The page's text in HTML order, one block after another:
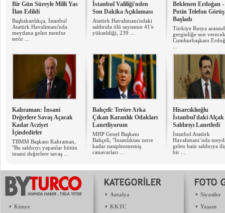
Bir Gün Süreyle Milli Yas
İlan Edildi
Başbakanlıkça, İstanbul
Atatürk Havalimanı'nda
meydana gelen menfur
terör ...
İstanbul Valiliği'nden
Son Dakika Açıklaması
Atatürk Havalimanı'ndaki
saldırıda ölü sayısının 41'e
yükseldiği, 239 ...
Beklenen Erdoğan -
Putin Telefon
Başladı
Türkiye Rusya
gerginliğe son
Cumhurbaşkanı
Kahraman: İnsani
Değerlere Savaş Açacak
Kadar Acziyet
İçindedirler
TBMM Başkanı Kahraman,
"Bu saldırıyı yapanlar bütün
insani değerlere savaş ...
Bahçeli: Teröre Arka
Çıkan Karanlık Odakları
Lanetliyorum
MHP Genel Başkanı
Bahçeli, "İnsanlıktan zerre
kadar nasiplenmemiş
canavarları ...
Hisarcıklıoğlu
İstanbul'daki Alçak
Saldırıyı Lanetledi
İstanbul Atatürk
Havalimanı’nda
gelen hain saldırıya
bir ...
• Künye
• Antalya
• KKTC
• Siyasiler
• Yaşam